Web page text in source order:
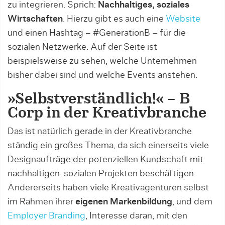
zu integrieren. Sprich: Nachhaltiges, soziales
Wirtschaften. Hierzu gibt es auch eine Website
und einen Hashtag – #GenerationB – für die
sozialen Netzwerke. Auf der Seite ist
beispielsweise zu sehen, welche Unternehmen
bisher dabei sind und welche Events anstehen.
»Selbstverständlich!« – B
Corp in der Kreativbranche
Das ist natürlich gerade in der Kreativbranche
ständig ein großes Thema, da sich einerseits viele
Designaufträge der potenziellen Kundschaft mit
nachhaltigen, sozialen Projekten beschäftigen.
Andererseits haben viele Kreativagenturen selbst
im Rahmen ihrer eigenen Markenbildung, und dem
Employer Branding, Interesse daran, mit den